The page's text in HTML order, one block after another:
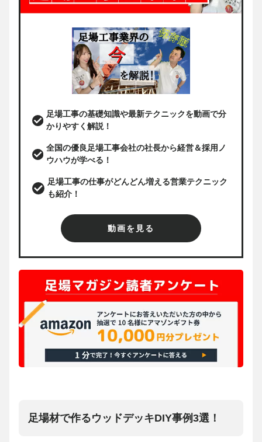
足場工事の基礎知識や最新テクニックを動画で分
かりやすく解説！
全国の優良足場工事会社の社長から経営＆採用ノ
ウハウが学べる！
足場工事の仕事がどんどん増える営業テクニック
も紹介！
動画を見る
足場材で作るウッドデッキDIY事例3選！